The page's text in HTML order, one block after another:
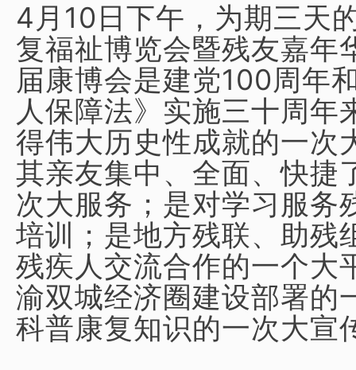
4月10日下午，为期三天
复福祉博览会暨残友嘉年
届康博会是建党100周年
人保障法》实施三十周年
得伟大历史性成就的一次
其亲友集中、全面、快捷
次大服务；是对学习服务
培训；是地方残联、助残
残疾人交流合作的一个大
渝双城经济圈建设部署的
科普康复知识的一次大宣